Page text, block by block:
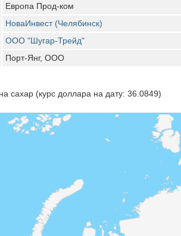
Европа Прод-ком
НоваИнвест (Челябинск)
ООО "Шугар-Трейд"
Порт-Янг, ООО
сахар (курс доллара на дату: 36.0849)